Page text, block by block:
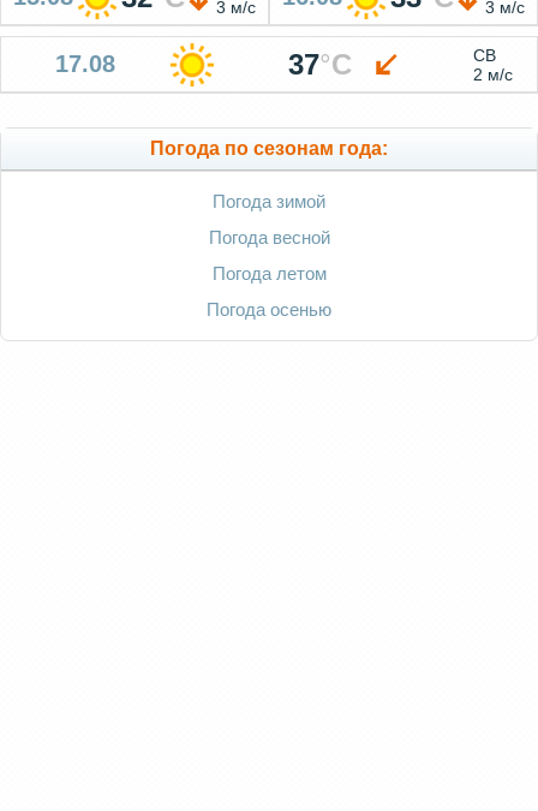
3 м/с
3 м/с
17.08 37°C
СВ
2 м/с
Погода по сезонам года:
Погода зимой
Погода весной
Погода летом
Погода осенью